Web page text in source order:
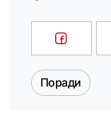
Поради